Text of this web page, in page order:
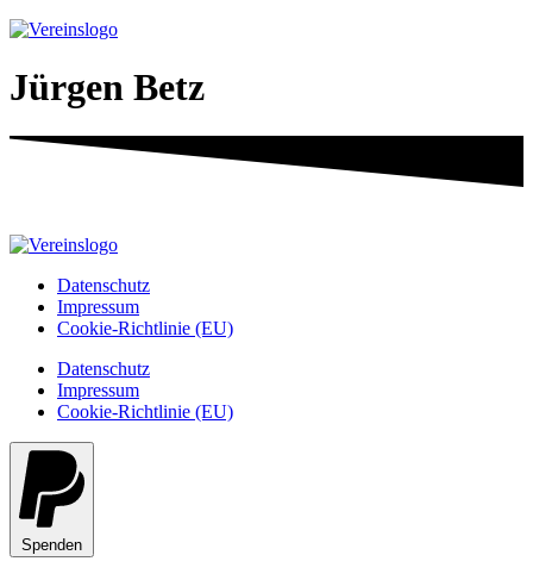
Jürgen Betz
Datenschutz
Impressum
Cookie-Richtlinie (EU)
Datenschutz
Impressum
Cookie-Richtlinie (EU)
Spenden